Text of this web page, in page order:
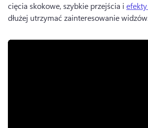
cięcia skokowe, szybkie przejścia i
dłużej utrzymać zainteresowanie